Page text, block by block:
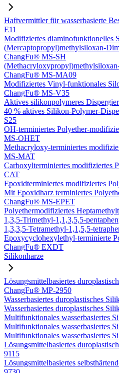
Haftvermittler für wasserbasierte
E11
Modifiziertes diaminofunktionelles
(Mercaptopropyl)methylsiloxan-
ChangFu® MS-SH
ChangFu® MS-MA09
Modifiziertes Vinyl-funktionales
ChangFu® MS-V35
Aktives silikonpolymeres
40 % aktives Silikon-Polymer-
S25
OH-terminiertes Polyether-
MS-OHET
Methacryloxy-terminiertes
MS-MAT
Carboxylterminiertes modifiziertes
CAT
Epoxidterminiertes modifiziertes
Mit Epoxidharz terminiertes
ChangFu® MS-EPET
Polyethermodifiziertes
1,3,5-Trimethyl-1,1,3,5,5-
1,3,3,5-Tetramethyl-1,1,5,5-
Epoxycyclohexylethyl-terminierte
ChangFu® EXDT
Silikonharze
Lösungsmittelbasiertes
ChangFu® MP-2950
Wasserbasiertes duroplastisches
Wasserbasiertes duroplastisches
Multifunktionales wasserbasiertes
Multifunktionales wasserbasiertes
Multifunktionales wasserbasiertes
Lösungsmittelbasiertes
9115
Lösungsmittelbasiertes